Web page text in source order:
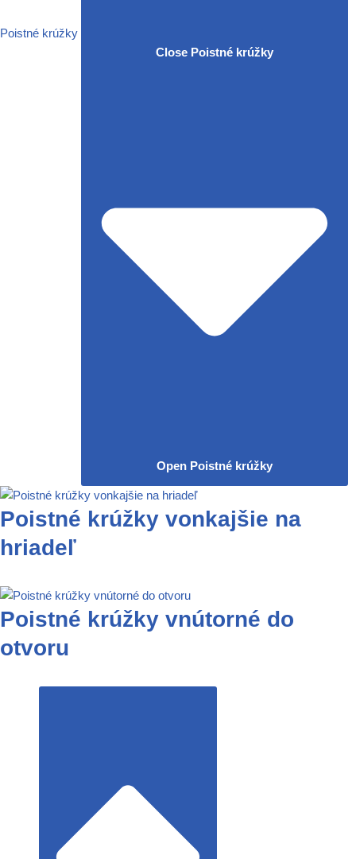
Poistné krúžky
Close Poistné krúžky
Open Poistné krúžky
Poistné krúžky vonkajšie na
hriadeľ
Poistné krúžky vnútorné do
otvoru